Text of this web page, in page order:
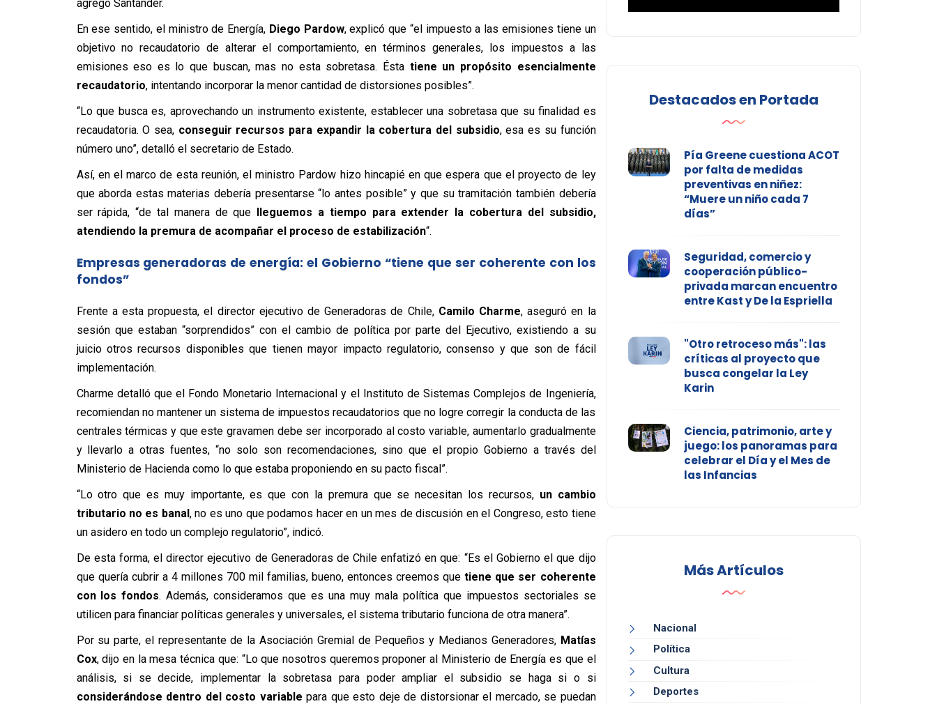
agregó Santander.
En ese sentido, el ministro de Energía, Diego Pardow, explicó que “el impuesto a las emisiones tiene un
objetivo no recaudatorio de alterar el comportamiento, en términos generales, los impuestos a las
emisiones eso es lo que buscan, mas no esta sobretasa. Ésta tiene un propósito esencialmente
recaudatorio, intentando incorporar la menor cantidad de distorsiones posibles”.
“Lo que busca es, aprovechando un instrumento existente, establecer una sobretasa que su finalidad es
recaudatoria. O sea, conseguir recursos para expandir la cobertura del subsidio, esa es su función
número uno”, detalló el secretario de Estado.
Así, en el marco de esta reunión, el ministro Pardow hizo hincapié en que espera que el proyecto de ley
que aborda estas materias debería presentarse “lo antes posible” y que su tramitación también debería
ser rápida, “de tal manera de que lleguemos a tiempo para extender la cobertura del subsidio,
atendiendo la premura de acompañar el proceso de estabilización“.
Empresas generadoras de energía: el Gobierno “tiene que ser coherente con los
fondos”
Frente a esta propuesta, el director ejecutivo de Generadoras de Chile, Camilo Charme, aseguró en la
sesión que estaban “sorprendidos” con el cambio de política por parte del Ejecutivo, existiendo a su
juicio otros recursos disponibles que tienen mayor impacto regulatorio, consenso y que son de fácil
implementación.
Charme detalló que el Fondo Monetario Internacional y el Instituto de Sistemas Complejos de Ingeniería,
recomiendan no mantener un sistema de impuestos recaudatorios que no logre corregir la conducta de las
centrales térmicas y que este gravamen debe ser incorporado al costo variable, aumentarlo gradualmente
y llevarlo a otras fuentes, “no solo son recomendaciones, sino que el propio Gobierno a través del
Ministerio de Hacienda como lo que estaba proponiendo en su pacto fiscal”.
“Lo otro que es muy importante, es que con la premura que se necesitan los recursos,un cambio
tributario no es banal, no es uno que podamos hacer en un mes de discusión en el Congreso, esto tiene
un asidero en todo un complejo regulatorio”, indicó.
De esta forma, el director ejecutivo de Generadoras de Chile enfatizó en que: “Es el Gobierno el que dijo
que quería cubrir a 4 millones 700 mil familias, bueno, entonces creemos quetiene que ser coherente
con los fondos. Además, consideramos que es una muy mala política que impuestos sectoriales se
utilicen para financiar políticas generales y universales, el sistema tributario funciona de otra manera”.
Por su parte, el representante de la Asociación Gremial de Pequeños y Medianos Generadores, Matías
Cox, dijo en la mesa técnica que: “Lo que nosotros queremos proponer al Ministerio de Energía es que el
análisis, si se decide, implementar la sobretasa para poder ampliar el subsidio se haga si o si
considerándose dentro del costo variable para que esto deje de distorsionar el mercado, se puedan
Destacados en Portada
Pía Greene cuestiona ACOT
por falta de medidas
preventivas en niñez:
“Muere un niño cada 7
días”
Seguridad, comercio y
cooperación público-
privada marcan encuentro
entre Kast y De la Espriella
"Otro retroceso más": las
críticas al proyecto que
busca congelar la Ley
Karin
Ciencia, patrimonio, arte y
juego: los panoramas para
celebrar el Día y el Mes de
las Infancias
Más Artículos
Nacional
Política
Cultura
Deportes